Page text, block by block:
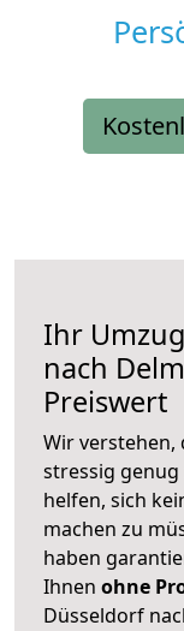
Ihr
nach
Preiswert
Wir verstehen,
stressig
helfen, sich
machen zu
haben
Ihnen ohne
Düsseldorf